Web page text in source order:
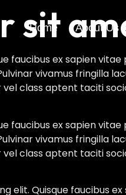
Home About Us
sit
faucibus ex sapien
vivamus fringilla
class aptent taciti
faucibus ex sapien
vivamus fringilla
class aptent taciti
elit. Quisque faucibus